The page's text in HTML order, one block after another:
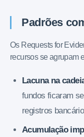
Padrões
Os Requests for
recursos se agrupam
Lacuna na
fundos ficaram
registros
Acumulação